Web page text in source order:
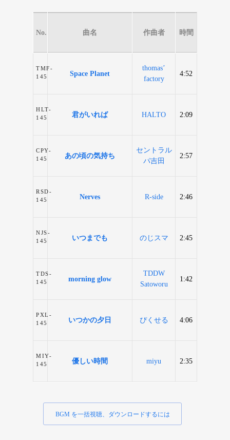
No. 曲名 作曲者 時間
TMF-
145
Space Planet
thomas’
factory
4:52
HLT-
145
君がいれば HALTO 2:09
CPY-
145
あの頃の気持ち
セントラル
パ吉田
2:57
RSD-
145
Nerves R-side 2:46
NJS-
145
いつまでも のじスマ 2:45
TDS-
145
morning glow
TDDW
Satoworu
1:42
PXL-
145
いつかの夕日 ぴくせる 4:06
MIY-
145
優しい時間 miyu 2:35
BGM を一括視聴、ダウンロードするには